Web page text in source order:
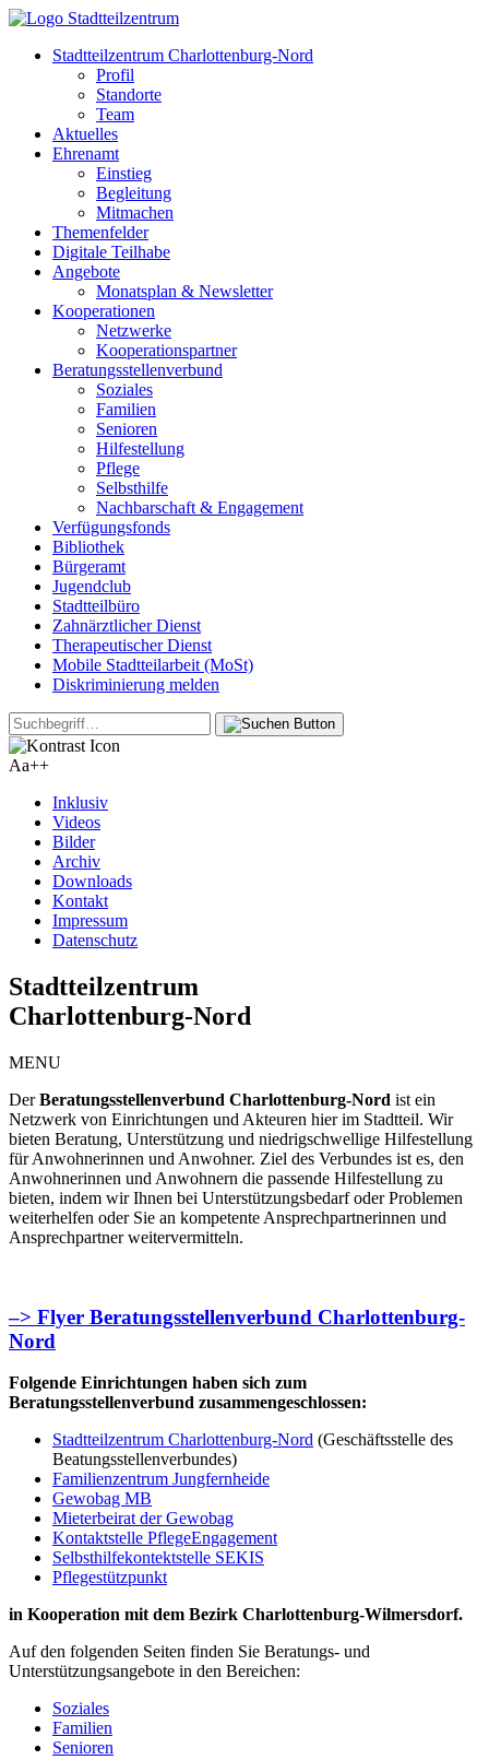
Stadtteilzentrum Charlottenburg-Nord
Profil
Standorte
Team
Aktuelles
Ehrenamt
Einstieg
Begleitung
Mitmachen
Themenfelder
Digitale Teilhabe
Angebote
Monatsplan & Newsletter
Kooperationen
Netzwerke
Kooperationspartner
Beratungsstellenverbund
Soziales
Familien
Senioren
Hilfestellung
Pflege
Selbsthilfe
Nachbarschaft & Engagement
Verfügungsfonds
Bibliothek
Bürgeramt
Jugendclub
Stadtteilbüro
Zahnärztlicher Dienst
Therapeutischer Dienst
Mobile Stadtteilarbeit (MoSt)
Diskriminierung melden
Aa++
Inklusiv
Videos
Bilder
Archiv
Downloads
Kontakt
Impressum
Datenschutz
Stadtteilzentrum
Charlottenburg-Nord
MENU
DerBeratungsstellenverbund Charlottenburg-Nord ist ein
Netzwerk von Einrichtungen und Akteuren hier im Stadtteil. Wir
bieten Beratung, Unterstützung und niedrigschwellige Hilfestellung
für Anwohnerinnen und Anwohner. Ziel des Verbundes ist es, den
Anwohnerinnen und Anwohnern die passende Hilfestellung zu
bieten, indem wir Ihnen bei Unterstützungsbedarf oder Problemen
weiterhelfen oder Sie an kompetente Ansprechpartnerinnen und
Ansprechpartner weitervermitteln.
–> Flyer Beratungsstellenverbund Charlottenburg-
Nord
Folgende Einrichtungen haben sich zum
Beratungsstellenverbund zusammengeschlossen:
Stadtteilzentrum Charlottenburg-Nord (Geschäftsstelle des
Beatungsstellenverbundes)
Familienzentrum Jungfernheide
Gewobag MB
Mieterbeirat der Gewobag
Kontaktstelle PflegeEngagement
Selbsthilfekontektstelle SEKIS
Pflegestützpunkt
in Kooperation mit dem Bezirk Charlottenburg-Wilmersdorf.
Auf den folgenden Seiten finden Sie Beratungs- und
Unterstützungsangebote in den Bereichen:
Soziales
Familien
Senioren